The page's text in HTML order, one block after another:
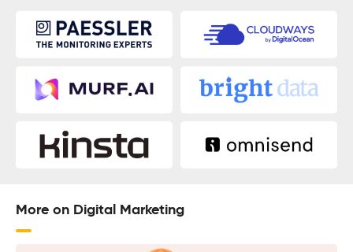
More on Digital Marketing